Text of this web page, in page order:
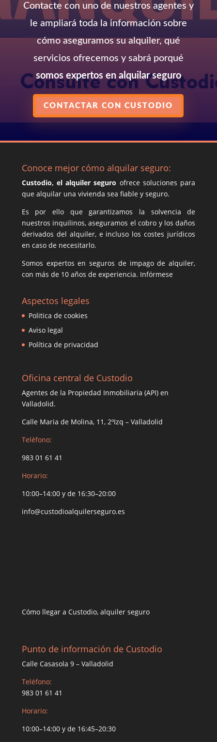
Contacte con uno de nuestros agentes y
le ampliará toda la información sobre
cómo aseguramos su alquiler, qué
servicios ofrecemos y sabrá porqué
somos expertos en alquilar seguro
CONTACTAR CON CUSTODIO
Conoce mejor cómo alquilar seguro:
Custodio, el alquiler seguro ofrece soluciones para
que alquilar una vivienda sea fiable y seguro.
Es por ello que garantizamos la solvencia de
nuestros inquilinos, aseguramos el cobro y los daños
derivados del alquiler, e incluso los costes jurídicos
en caso de necesitarlo.
Somos expertos en seguros de impago de alquiler,
con más de 10 años de experiencia. Infórmese
Aspectos legales
Politica de cookies
Aviso legal
Política de privacidad
Oficina central de Custodio
Agentes de la Propiedad Inmobiliaria (API) en
Valladolid.
Calle Maria de Molina, 11, 2ºIzq – Valladolid
Teléfono:
983 01 61 41
Horario:
10:00–14:00 y de 16:30–20:00
info@custodioalquilerseguro.es
Cómo llegar a Custodio, alquiler seguro
Punto de información de Custodio
Calle Casasola 9 – Valladolid
Teléfono:
983 01 61 41
Horario:
10:00–14:00 y de 16:45–20:30